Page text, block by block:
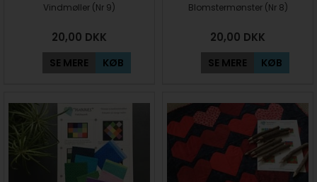
Vindmøller (Nr 9)
20,00 DKK
SE MERE KØB
Blomstermønster (Nr 8)
20,00 DKK
SE MERE KØB